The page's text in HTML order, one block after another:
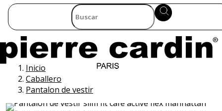
Inicio
Caballero
Pantalon de vestir